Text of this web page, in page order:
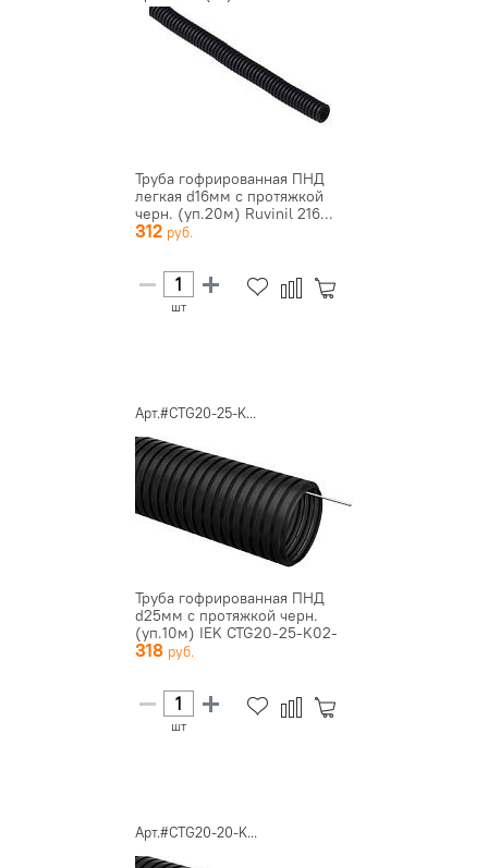
Труба гофрированная ПНД
легкая d16мм с протяжкой
черн. (уп.20м) Ruvinil 216...
312
шт
Арт.#CTG20-25-K...
Труба гофрированная ПНД
d25мм с протяжкой черн.
(уп.10м) IEK CTG20-25-K02-
0...
318
шт
Арт.#CTG20-20-K...